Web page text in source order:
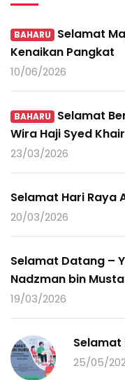
BAHARU Selamat
Kenaikan Pangkat
10/06/2026
BAHARU Selamat
Wira Haji Syed
23/03/2026
Selamat Hari Raya
20/03/2026
Selamat Datang –
Nadzman bin
19/03/2026
Selamat
25/05/